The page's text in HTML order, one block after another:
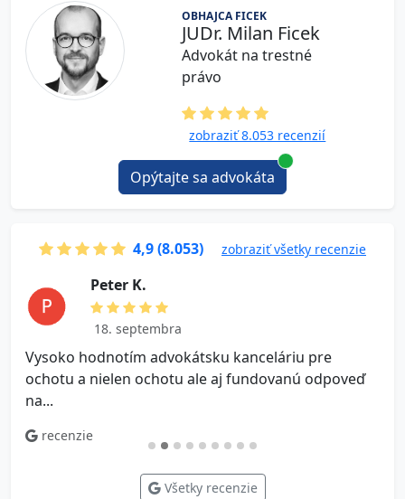
OBHAJCA FICEK
JUDr. Milan Ficek
Advokát na trestné
právo
zobraziť 8.053 recenzií
Opýtajte sa advokáta
4,9 (8.053) zobraziť všetky recenzie
P e t e r K.
18. septembra
Vysoko hodnotím advokátsku kanceláriu pre
ochotu a nielen ochotu ale aj fundovanú odpoveď
na...
recenzie
Všetky recenzie